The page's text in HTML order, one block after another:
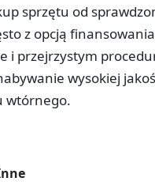
sprzętu od
z opcją
i przejrzystym
wysokiej
wtórnego.